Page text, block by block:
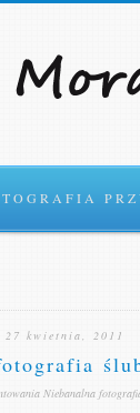
27 kwietnia, 2011
Niebanalna